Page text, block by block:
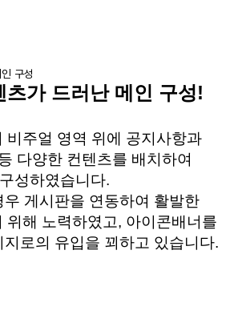
구성
츠가 드러난 메인 구성!
비주얼 영역 위에 공지사항과
다양한 컨텐츠를 배치하여
구성하였습니다.
우 게시판을 연동하여 활발한
위해 노력하였고, 아이콘배너를
로의 유입을 꾀하고 있습니다.